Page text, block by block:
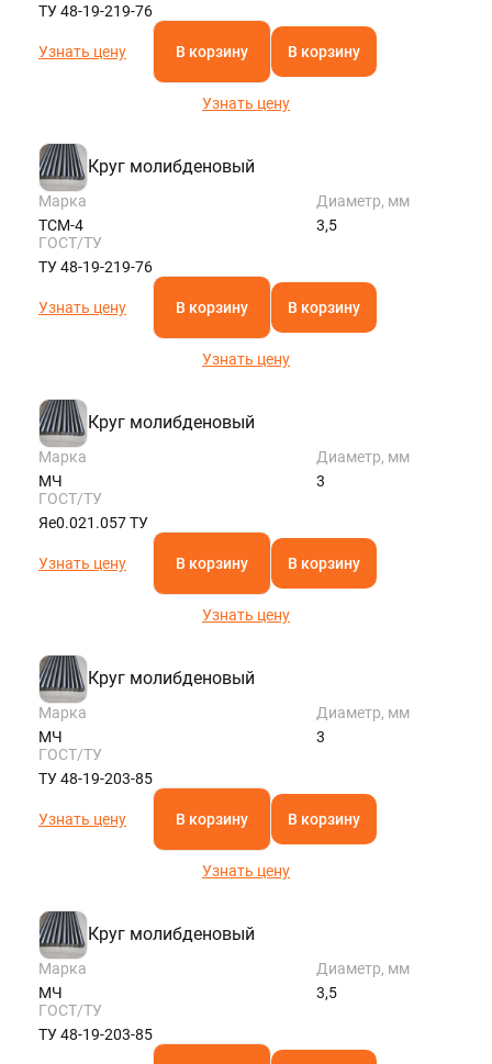
ТУ 48-19-219-76
Узнать цену В корзину В корзину
Узнать цену
Круг молибденовый
Марка
ТСМ-4
Диаметр, мм
3,5
ГОСТ/ТУ
ТУ 48-19-219-76
Узнать цену В корзину В корзину
Узнать цену
Круг молибденовый
Марка
МЧ
Диаметр, мм
3
ГОСТ/ТУ
Яе0.021.057 ТУ
Узнать цену В корзину В корзину
Узнать цену
Круг молибденовый
Марка
МЧ
Диаметр, мм
3
ГОСТ/ТУ
ТУ 48-19-203-85
Узнать цену В корзину В корзину
Узнать цену
Круг молибденовый
Марка
МЧ
Диаметр, мм
3,5
ГОСТ/ТУ
ТУ 48-19-203-85